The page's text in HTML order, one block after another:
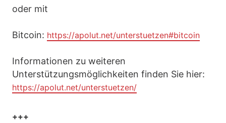
oder mit
Bitcoin: https://apolut.net/unterstuetzen#bitcoin
Informationen zu weiteren
Unterstützungsmöglichkeiten finden Sie hier:
https://apolut.net/unterstuetzen/
+++